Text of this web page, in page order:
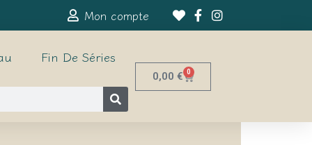
Mon compte
Fin De Séries
0,00 € 0